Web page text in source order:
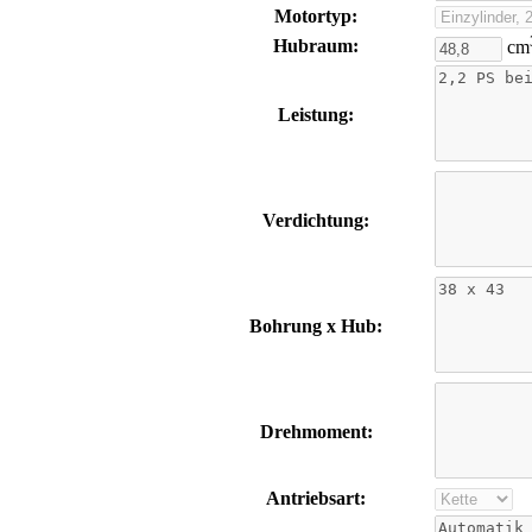
Motortyp:
Hubraum:
cm
Leistung:
Verdichtung:
Bohrung x Hub:
Drehmoment:
Antriebsart: